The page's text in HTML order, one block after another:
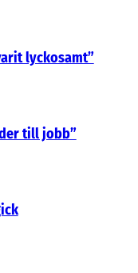
lyckosamt”
till jobb”